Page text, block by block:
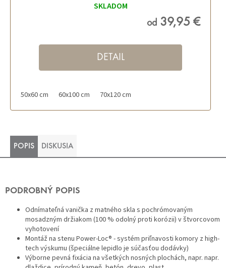
SKLADOM
od 39,95 €
DETAIL
50x60 cm 60x100 cm 70x120 cm
POPIS DISKUSIA
PODROBNÝ POPIS
Odnímateľná vanička z matného skla s pochrómovaným
mosadzným držiakom (100 % odolný proti korózii) v štvorcovom
vyhotovení
Montáž na stenu Power-Loc® - systém priľnavosti komory z high-
tech výskumu (špeciálne lepidlo je súčasťou dodávky)
Výborne pevná fixácia na všetkých nosných plochách, napr. napr.